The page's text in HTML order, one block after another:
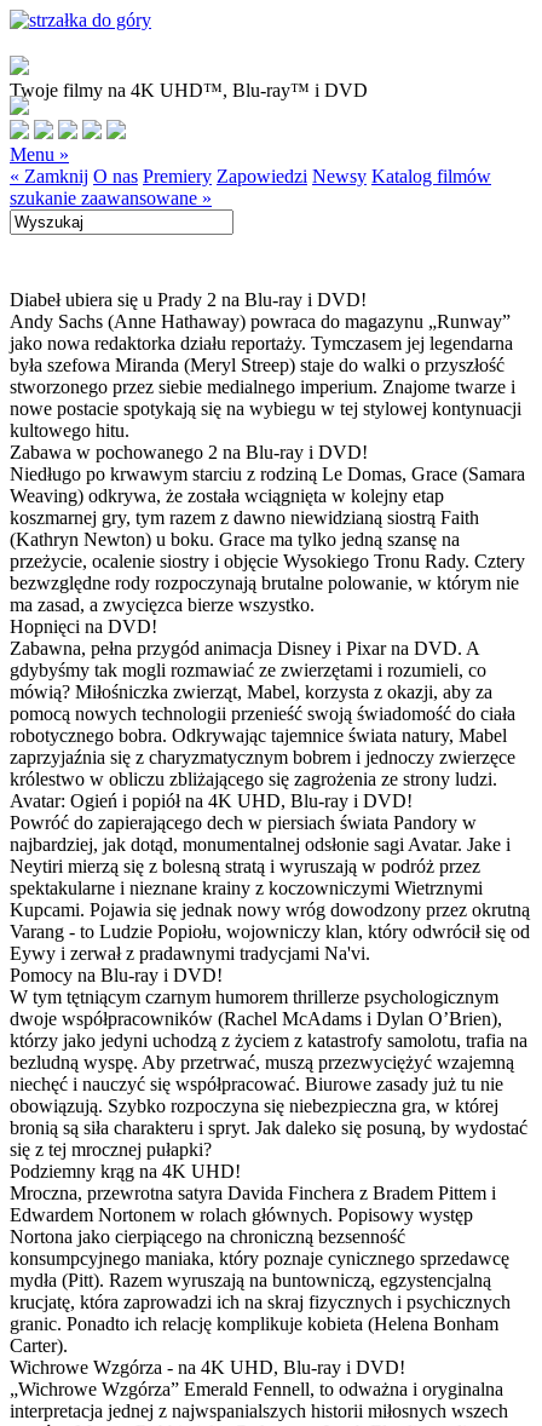
Twoje filmy na 4K UHD™, Blu-ray™ i DVD
Menu »
« Zamknij O nas Premiery Zapowiedzi Newsy Katalog filmów
szukanie zaawansowane »
Diabeł ubiera się u Prady 2 na Blu-ray i DVD!
Andy Sachs (Anne Hathaway) powraca do magazynu „Runway”
jako nowa redaktorka działu reportaży. Tymczasem jej legendarna
była szefowa Miranda (Meryl Streep) staje do walki o przyszłość
stworzonego przez siebie medialnego imperium. Znajome twarze i
nowe postacie spotykają się na wybiegu w tej stylowej kontynuacji
kultowego hitu.
Zabawa w pochowanego 2 na Blu-ray i DVD!
Niedługo po krwawym starciu z rodziną Le Domas, Grace (Samara
Weaving) odkrywa, że została wciągnięta w kolejny etap
koszmarnej gry, tym razem z dawno niewidzianą siostrą Faith
(Kathryn Newton) u boku. Grace ma tylko jedną szansę na
przeżycie, ocalenie siostry i objęcie Wysokiego Tronu Rady. Cztery
bezwzględne rody rozpoczynają brutalne polowanie, w którym nie
ma zasad, a zwycięzca bierze wszystko.
Hopnięci na DVD!
Zabawna, pełna przygód animacja Disney i Pixar na DVD. A
gdybyśmy tak mogli rozmawiać ze zwierzętami i rozumieli, co
mówią? Miłośniczka zwierząt, Mabel, korzysta z okazji, aby za
pomocą nowych technologii przenieść swoją świadomość do ciała
robotycznego bobra. Odkrywając tajemnice świata natury, Mabel
zaprzyjaźnia się z charyzmatycznym bobrem i jednoczy zwierzęce
królestwo w obliczu zbliżającego się zagrożenia ze strony ludzi.
Avatar: Ogień i popiół na 4K UHD, Blu-ray i DVD!
Powróć do zapierającego dech w piersiach świata Pandory w
najbardziej, jak dotąd, monumentalnej odsłonie sagi Avatar. Jake i
Neytiri mierzą się z bolesną stratą i wyruszają w podróż przez
spektakularne i nieznane krainy z koczowniczymi Wietrznymi
Kupcami. Pojawia się jednak nowy wróg dowodzony przez okrutną
Varang - to Ludzie Popiołu, wojowniczy klan, który odwrócił się od
Eywy i zerwał z pradawnymi tradycjami Na'vi.
Pomocy na Blu-ray i DVD!
W tym tętniącym czarnym humorem thrillerze psychologicznym
dwoje współpracowników (Rachel McAdams i Dylan O’Brien),
którzy jako jedyni uchodzą z życiem z katastrofy samolotu, trafia na
bezludną wyspę. Aby przetrwać, muszą przezwyciężyć wzajemną
niechęć i nauczyć się współpracować. Biurowe zasady już tu nie
obowiązują. Szybko rozpoczyna się niebezpieczna gra, w której
bronią są siła charakteru i spryt. Jak daleko się posuną, by wydostać
się z tej mrocznej pułapki?
Podziemny krąg na 4K UHD!
Mroczna, przewrotna satyra Davida Finchera z Bradem Pittem i
Edwardem Nortonem w rolach głównych. Popisowy występ
Nortona jako cierpiącego na chroniczną bezsenność
konsumpcyjnego maniaka, który poznaje cynicznego sprzedawcę
mydła (Pitt). Razem wyruszają na buntowniczą, egzystencjalną
krucjatę, która zaprowadzi ich na skraj fizycznych i psychicznych
granic. Ponadto ich relację komplikuje kobieta (Helena Bonham
Carter).
Wichrowe Wzgórza - na 4K UHD, Blu-ray i DVD!
„Wichrowe Wzgórza” Emerald Fennell, to odważna i oryginalna
interpretacja jednej z najwspanialszych historii miłosnych wszech